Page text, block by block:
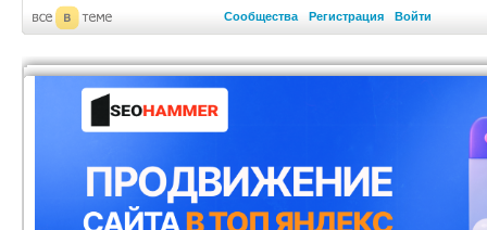
Сообщества Регистрация Войти